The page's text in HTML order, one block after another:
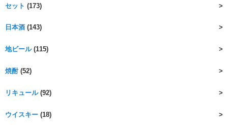
セット (173)
日本酒 (143)
地ビール(115)
焼酎(52)
リキュール(92)
ウイスキー (18)